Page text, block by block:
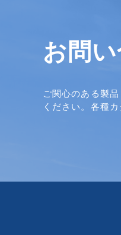
お問
ご関心のある製
ください。各種